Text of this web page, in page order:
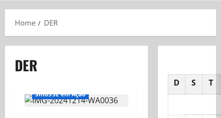
Home
DER
DER
SindSSE em Ação
D S T